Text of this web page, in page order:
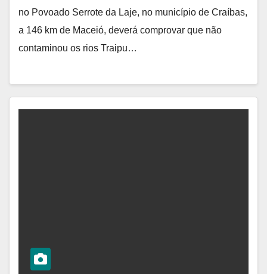
no Povoado Serrote da Laje, no município de Craíbas,
a 146 km de Maceió, deverá comprovar que não
contaminou os rios Traipu…